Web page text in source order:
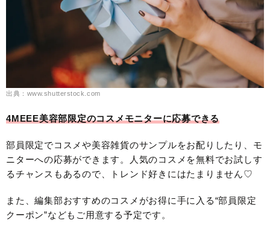
出典：www.shutterstock.com
4MEEE美容部限定のコスメモニターに応募できる
部員限定でコスメや美容雑貨のサンプルをお配りしたり、モ
ニターへの応募ができます。人気のコスメを無料でお試しす
るチャンスもあるので、トレンド好きにはたまりません♡
また、編集部おすすめのコスメがお得に手に入る“部員限定
クーポン”などもご用意する予定です。